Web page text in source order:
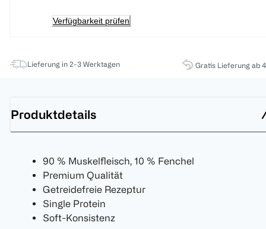
Verfügbarkeit prüfen
Lieferung in 2-3 Werktagen Gratis Lieferung ab
Produktdetails
90 % Muskelfleisch, 10 % Fenchel
Premium Qualität
Getreidefreie Rezeptur
Single Protein
Soft-Konsistenz